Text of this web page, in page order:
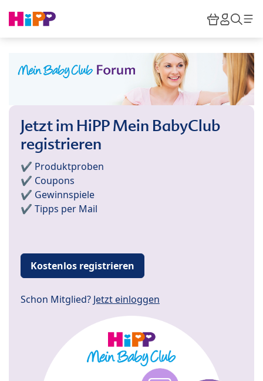
HiPP
Jetzt im HiPP Mein BabyClub
registrieren
✔️ Produktproben
✔️ Coupons
✔️ Gewinnspiele
✔️ Tipps per Mail
Kostenlos registrieren
Schon Mitglied? Jetzt einloggen